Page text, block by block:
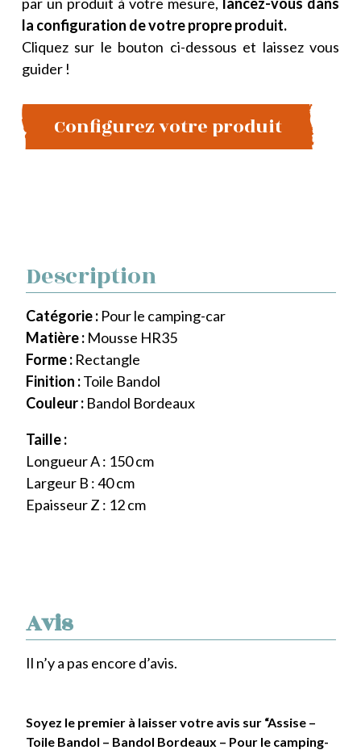
la configuration de votre propre produit.
Cliquez sur le bouton ci-dessous et laissez vous
guider !
Configurez votre produit
Avis
Il n’y a pas encore d’avis.
Soyez le premier à laisser votre avis sur “Assise –
Toile Bandol – Bandol Bordeaux – Pour le camping-
Description
Catégorie : Pour le camping-car
Matière : Mousse HR35
Forme : Rectangle
Finition :Toile Bandol
Couleur : Bandol Bordeaux
Taille :
Longueur A : 150 cm
Largeur B : 40 cm
Epaisseur Z : 12 cm